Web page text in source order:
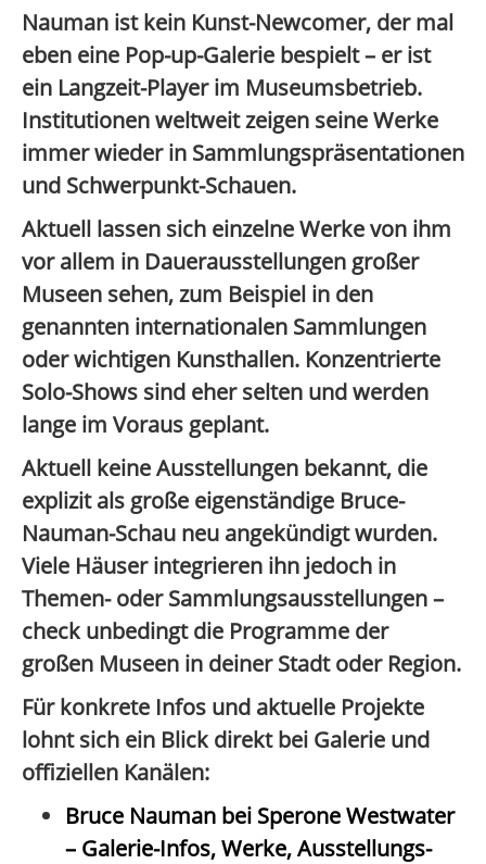
Nauman ist kein Kunst-Newcomer, der mal
eben eine Pop-up-Galerie bespielt – er ist
ein Langzeit-Playerim Museumsbetrieb.
Institutionen weltweit zeigen seine Werke
immer wieder in Sammlungspräsentationen
und Schwerpunkt-Schauen.
Aktuell lassen sich einzelne Werke von ihm
vor allem in Dauerausstellungen großer
Museen sehen, zum Beispiel in den
genannten internationalen Sammlungen
oder wichtigen Kunsthallen. Konzentrierte
Solo-Shows sind eher selten und werden
lange im Voraus geplant.
Aktuell keine Ausstellungen bekannt, die
explizit als große eigenständige Bruce-
Nauman-Schau neu angekündigt wurden.
Viele Häuser integrieren ihn jedoch in
Themen- oder Sammlungsausstellungen –
check unbedingt die Programme der
großen Museen in deiner Stadt oder Region.
Für konkrete Infos und aktuelle Projekte
lohnt sich ein Blick direkt bei Galerie und
offiziellen Kanälen:
Bruce Nauman bei Sperone Westwater
– Galerie-Infos, Werke, Ausstellungs-